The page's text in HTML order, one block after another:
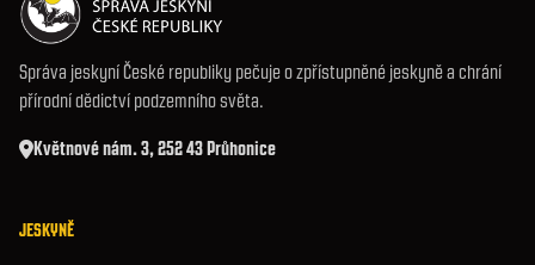
Správa jeskyní České republiky pečuje o zpřístupněné jeskyně a chrání
přírodní dědictví podzemního světa.
Květnové nám. 3, 252 43 Průhonice
JESKYNĚ